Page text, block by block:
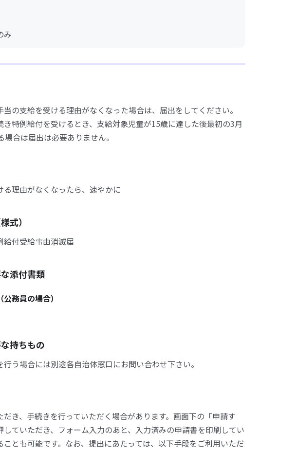
み
当の支給を受ける理由がなくなった場合は、届出をしてください。
き特例給付を受けるとき、支給対象児童が15歳に達した後最初の3月
合は届出は必要ありません。
る理由がなくなったら、速やかに
式）
給付受給事由消滅届
添付書類
務員の場合）
持ちもの
行う場合には別途各自治体窓口にお問い合わせ下さい。
だき、手続きを行っていただく場合があります。画面下の「申請す
していただき、フォーム入力のあと、入力済みの申請書を印刷してい
ことも可能です。なお、提出にあたっては、以下手段をご利用いただ